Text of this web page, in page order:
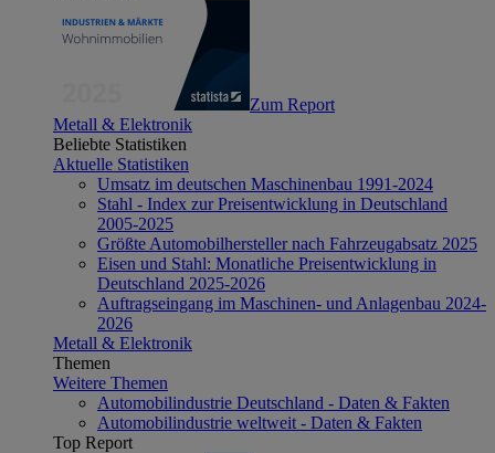
Zum Report
Metall & Elektronik
Beliebte Statistiken
Aktuelle Statistiken
Umsatz im deutschen Maschinenbau 1991-2024
Stahl - Index zur Preisentwicklung in Deutschland
2005-2025
Größte Automobilhersteller nach Fahrzeugabsatz 2025
Eisen und Stahl: Monatliche Preisentwicklung in
Deutschland 2025-2026
Auftragseingang im Maschinen- und Anlagenbau 2024-
2026
Metall & Elektronik
Themen
Weitere Themen
Automobilindustrie Deutschland - Daten & Fakten
Automobilindustrie weltweit - Daten & Fakten
Top Report